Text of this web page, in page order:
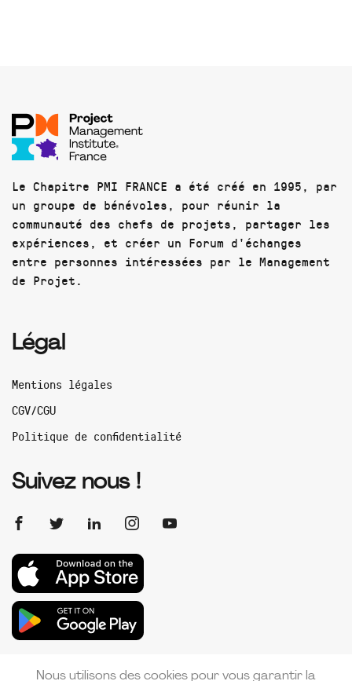
Le Chapitre PMI FRANCE a été créé en 1995, par
un groupe de bénévoles, pour réunir la
communauté des chefs de projets, partager les
expériences, et créer un Forum d'échanges
entre personnes intéressées par le Management
de Projet.
Légal
Mentions légales
CGV/CGU
Politique de confidentialité
Suivez nous !
Nous utilisons des cookies pour vous garantir la